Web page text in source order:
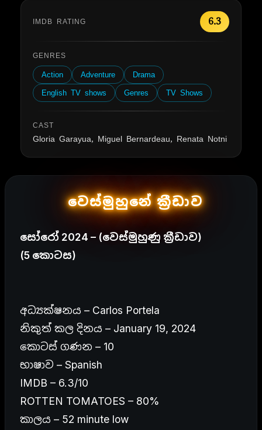
IMDB RATING 6.3
GENRES
Action Adventure
Drama
English TV shows
Genres TV Shows
CAST
Gloria Garayua, Miguel Bernardeau, Renata Notni
වෙස්මුහුනේ ක්‍රීඩාව
සෝරෝ 2024 – (වෙස්මුහුණු ක්‍රීඩාව)
(5 කොටස)
අධ්‍යක්ෂනය – Carlos Portela
නිකුත් කල දිනය – January 19, 2024
කොටස් ගණන – 10
භාෂාව – Spanish
IMDB – 6.3/10
ROTTEN TOMATOES – 80%
කාලය – 52 minute low